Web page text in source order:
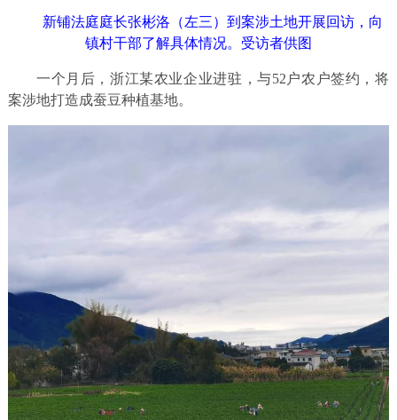
新铺法庭庭长张彬洛（左三）到案涉土地开展回访，向
镇村干部了解具体情况。受访者供图
一个月后，浙江某农业企业进驻，与52户农户签约，将
案涉地打造成蚕豆种植基地。